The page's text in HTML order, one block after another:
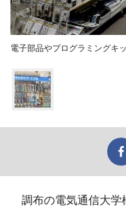
電子部品やプログラミングキ
調布の電気通信大学